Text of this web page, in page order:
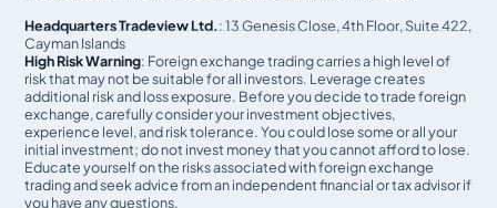
Headquarters Tradeview Ltd.: 13 Genesis Close, 4th Floor, Suite 422,
Cayman Islands
High Risk Warning: Foreign exchange trading carries a high level of
risk that may not be suitable for all investors. Leverage creates
additional risk and loss exposure. Before you decide to trade foreign
exchange, carefully consider your investment objectives,
experience level, and risk tolerance. You could lose some or all your
initial investment; do not invest money that you cannot afford to lose.
Educate yourself on the risks associated with foreign exchange
trading and seek advice from an independent financial or tax advisor if
you have any questions.